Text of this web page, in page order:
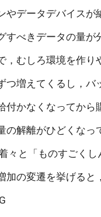
やデータデバイスが
すべきデータの量
，むしろ環境を作り
つ増えてくるし，バ
付かなくなってから
の解離がひどくなっ
々と「ものすごくし
加の変遷を挙げると，